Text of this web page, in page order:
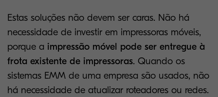
Estas soluções não devem ser caras. Não há
necessidade de investir em impressoras móveis,
porque a impressão móvel pode ser entregue à
frota existente de impressoras. Quando os
sistemas EMM de uma empresa são usados, não
há necessidade de atualizar roteadores ou redes.